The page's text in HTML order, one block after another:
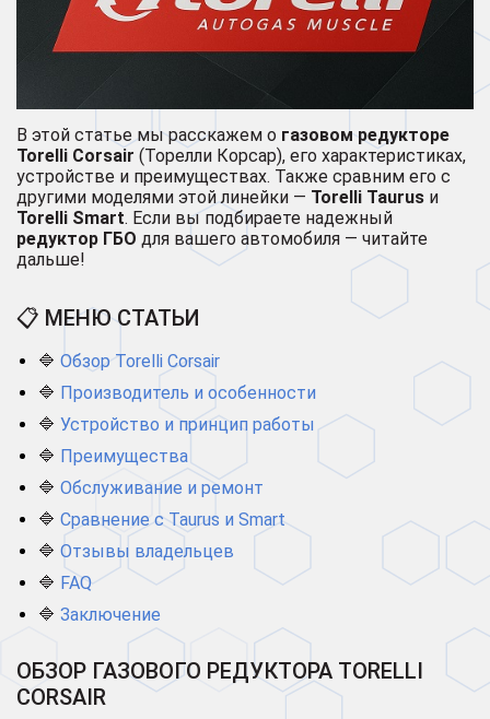
В этой статье мы расскажем о газовом редукторе
Torelli Corsair (Торелли Корсар), его характеристиках,
устройстве и преимуществах. Также сравним его с
другими моделями этой линейки — Torelli Taurus и
Torelli Smart. Если вы подбираете надежный
редуктор ГБО для вашего автомобиля — читайте
дальше!
📋 МЕНЮ СТАТЬИ
🔷 Обзор Torelli Corsair
🔷 Производитель и особенности
🔷 Устройство и принцип работы
🔷 Преимущества
🔷 Обслуживание и ремонт
🔷 Сравнение с Taurus и Smart
🔷 Отзывы владельцев
🔷 FAQ
🔷 Заключение
ОБЗОР ГАЗОВОГО РЕДУКТОРА TORELLI
CORSAIR